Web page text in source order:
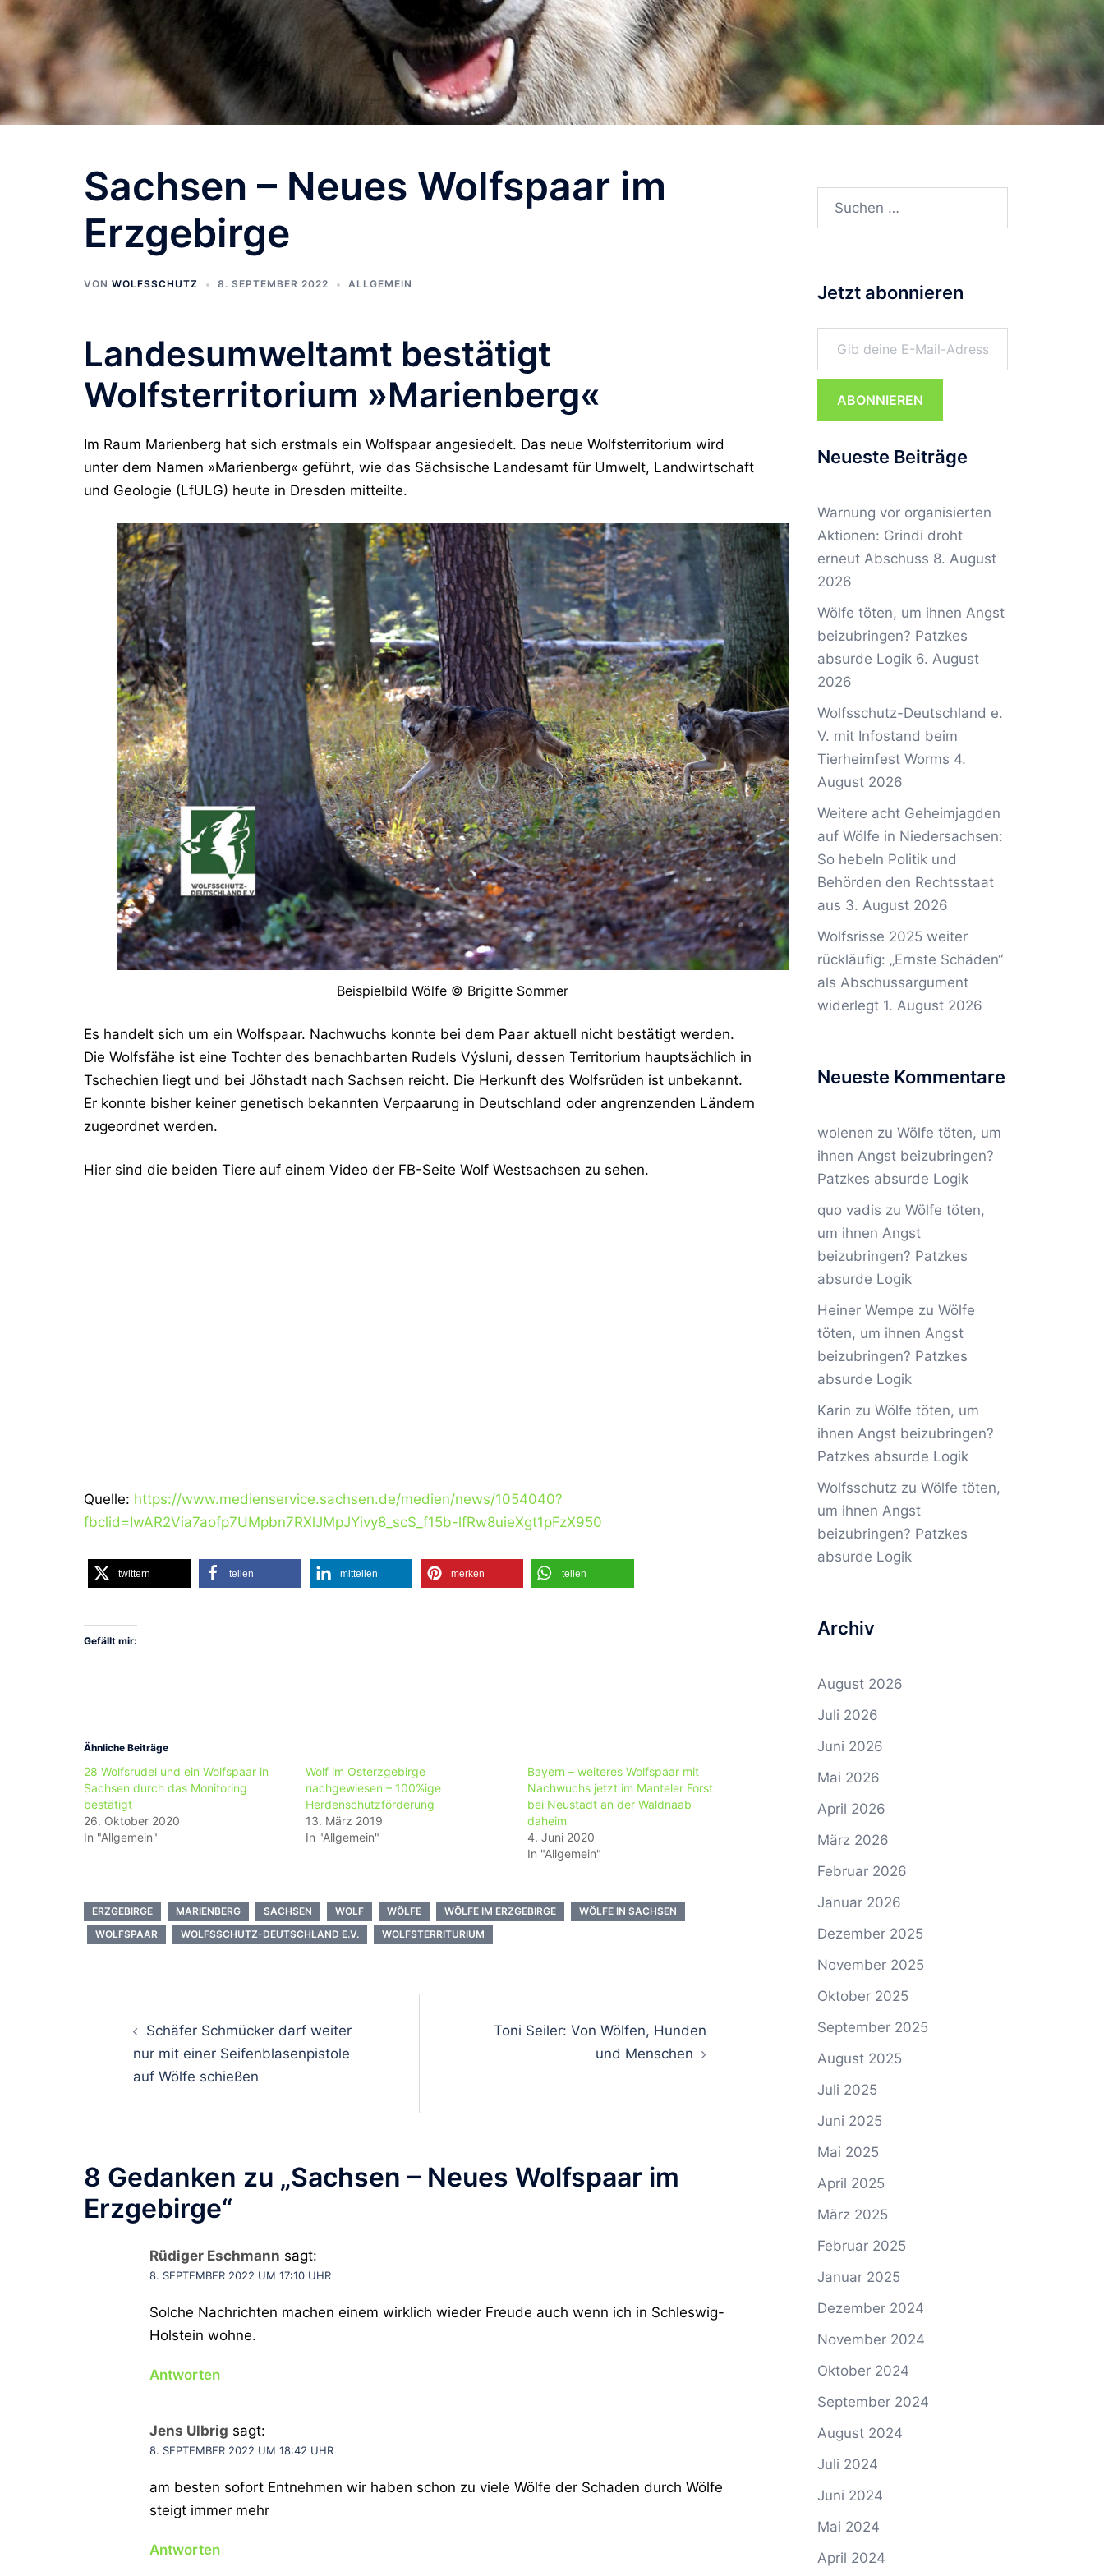
Sachsen – Neues Wolfspaar im
Erzgebirge
VON WOLFSSCHUTZ 8. SEPTEMBER 2022 ALLGEMEIN
Landesumweltamt bestätigt
Wolfsterritorium »Marienberg«
Im Raum Marienberg hat sich erstmals ein Wolfspaar angesiedelt. Das neue Wolfsterritorium wird
unter dem Namen »Marienberg« geführt, wie das Sächsische Landesamt für Umwelt, Landwirtschaft
und Geologie (LfULG) heute in Dresden mitteilte.
Beispielbild Wölfe © Brigitte Sommer
Es handelt sich um ein Wolfspaar. Nachwuchs konnte bei dem Paar aktuell nicht bestätigt werden.
Die Wolfsfähe ist eine Tochter des benachbarten Rudels Výsluni, dessen Territorium hauptsächlich in
Tschechien liegt und bei Jöhstadt nach Sachsen reicht. Die Herkunft des Wolfsrüden ist unbekannt.
Er konnte bisher keiner genetisch bekannten Verpaarung in Deutschland oder angrenzenden Ländern
zugeordnet werden.
Hier sind die beiden Tiere auf einem Video der FB-Seite Wolf Westsachsen zu sehen.
Quelle: https://www.medienservice.sachsen.de/medien/news/1054040?
fbclid=IwAR2Via7aofp7UMpbn7RXlJMpJYivy8_scS_f15b-lfRw8uieXgt1pFzX950
twittern teilen mitteilen merken teilen
Gefällt mir:
Ähnliche Beiträge
28 Wolfsrudel und ein Wolfspaar in
Sachsen durch das Monitoring
bestätigt
26. Oktober 2020
In "Allgemein"
Wolf im Osterzgebirge
nachgewiesen – 100%ige
Herdenschutzförderung
13. März 2019
In "Allgemein"
Bayern – weiteres Wolfspaar mit
Nachwuchs jetzt im Manteler Forst
bei Neustadt an der Waldnaab
daheim
4. Juni 2020
In "Allgemein"
ERZGEBIRGE MARIENBERG SACHSEN WOLF WÖLFE WÖLFE IM ERZGEBIRGE
WÖLFE IN SACHSEN
WOLFSPAAR
WOLFSSCHUTZ-DEUTSCHLAND E.V. WOLFSTERRITURIUM
Beitragsnavigation
Schäfer Schmücker darf weiter
nur mit einer Seifenblasenpistole
auf Wölfe schießen
Toni Seiler: Von Wölfen, Hunden
und Menschen
8 Gedanken zu „Sachsen – Neues Wolfspaar im
Erzgebirge“
Rüdiger Eschmann sagt:
8. SEPTEMBER 2022 UM 17:10 UHR
Solche Nachrichten machen einem wirklich wieder Freude auch wenn ich in Schleswig-
Holstein wohne.
Antworten
Jens Ulbrig sagt:
8. SEPTEMBER 2022 UM 18:42 UHR
am besten sofort Entnehmen wir haben schon zu viele Wölfe der Schaden durch Wölfe
steigt immer mehr
Antworten
Suchen
Jetzt abonnieren
Gib deine E-Mail-Adresse ein ...
ABONNIEREN
Neueste Beiträge
Warnung vor organisierten
Aktionen: Grindi droht
erneut Abschuss 8. August
2026
Wölfe töten, um ihnen Angst
beizubringen? Patzkes
absurde Logik 6. August
2026
Wolfsschutz-Deutschland e.
V. mit Infostand beim
Tierheimfest Worms 4.
August 2026
Weitere acht Geheimjagden
auf Wölfe in Niedersachsen:
So hebeln Politik und
Behörden den Rechtsstaat
aus 3. August 2026
Wolfsrisse 2025 weiter
rückläufig: „Ernste Schäden“
als Abschussargument
widerlegt 1. August 2026
Neueste Kommentare
wolenen zu Wölfe töten, um
ihnen Angst beizubringen?
Patzkes absurde Logik
quo vadis zu Wölfe töten,
um ihnen Angst
beizubringen? Patzkes
absurde Logik
Heiner Wempe zu Wölfe
töten, um ihnen Angst
beizubringen? Patzkes
absurde Logik
Karin zu Wölfe töten, um
ihnen Angst beizubringen?
Patzkes absurde Logik
Wolfsschutzzu Wölfe töten,
um ihnen Angst
beizubringen? Patzkes
absurde Logik
Archiv
August 2026
Juli 2026
Juni 2026
Mai 2026
April 2026
März 2026
Februar 2026
Januar 2026
Dezember 2025
November 2025
Oktober 2025
September 2025
August 2025
Juli 2025
Juni 2025
Mai 2025
April 2025
März 2025
Februar 2025
Januar 2025
Dezember 2024
November 2024
Oktober 2024
September 2024
August 2024
Juli 2024
Juni 2024
Mai 2024
April 2024